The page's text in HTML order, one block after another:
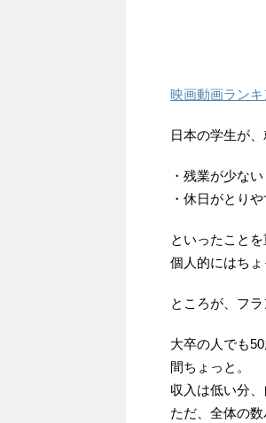
映画動画ラン
日本の学生が、
・残業が少ない
・休日がとり
といったこと
個人的にはちょ
ところが、フ
大卒の人でも
間ちょっと。
収入は低い分
ただ、全体の